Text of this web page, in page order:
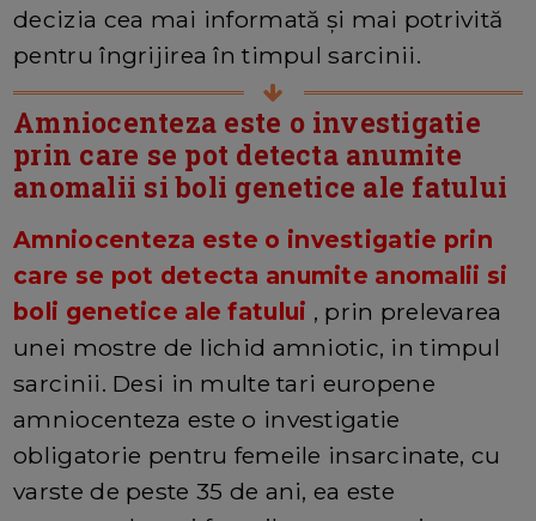
decizia cea mai informată și mai potrivită
pentru îngrijirea în timpul sarcinii.
Amniocenteza este o investigatie
prin care se pot detecta anumite
anomalii si boli genetice ale fatului
Amniocenteza este o investigatie prin
care se pot detecta anumite anomalii si
boli genetice ale fatului , prin prelevarea
unei mostre de lichid amniotic, in timpul
sarcinii. Desi in multe tari europene
amniocenteza este o investigatie
obligatorie pentru femeile insarcinate, cu
varste de peste 35 de ani, ea este